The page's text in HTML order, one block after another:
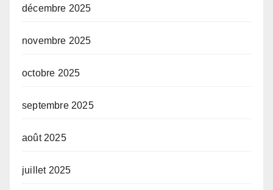
décembre 2025
novembre 2025
octobre 2025
septembre 2025
août 2025
juillet 2025